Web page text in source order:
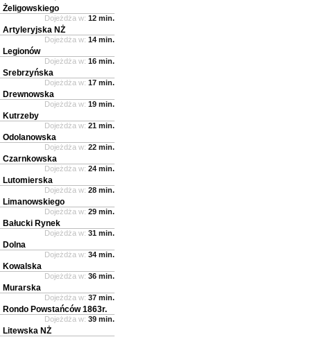
Żeligowskiego
Dojeżdża w: 12 min.
Artyleryjska NŻ
Dojeżdża w: 14 min.
Legionów
Dojeżdża w: 16 min.
Srebrzyńska
Dojeżdża w: 17 min.
Drewnowska
Dojeżdża w: 19 min.
Kutrzeby
Dojeżdża w: 21 min.
Odolanowska
Dojeżdża w: 22 min.
Czarnkowska
Dojeżdża w: 24 min.
Lutomierska
Dojeżdża w: 28 min.
Limanowskiego
Dojeżdża w: 29 min.
Bałucki Rynek
Dojeżdża w: 31 min.
Dolna
Dojeżdża w: 34 min.
Kowalska
Dojeżdża w: 36 min.
Murarska
Dojeżdża w: 37 min.
Rondo Powstańców 1863r.
Dojeżdża w: 39 min.
Litewska NŻ